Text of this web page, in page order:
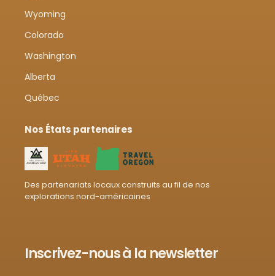
Wyoming
Colorado
Washington
Alberta
Québec
Nos États partenaires
Des partenariats locaux construits au fil de nos
explorations nord-américaines
Inscrivez-nous à la newsletter